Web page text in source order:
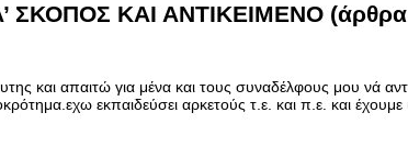
ΣΚΟΠΟΣ ΚΑΙ ΑΝΤΙΚΕΙΜΕΝΟ
και απαιτώ για μένα και τους συναδέλφους μου νά
εκπαιδεύσει αρκετούς τ.ε. και π.ε. και έχουμε